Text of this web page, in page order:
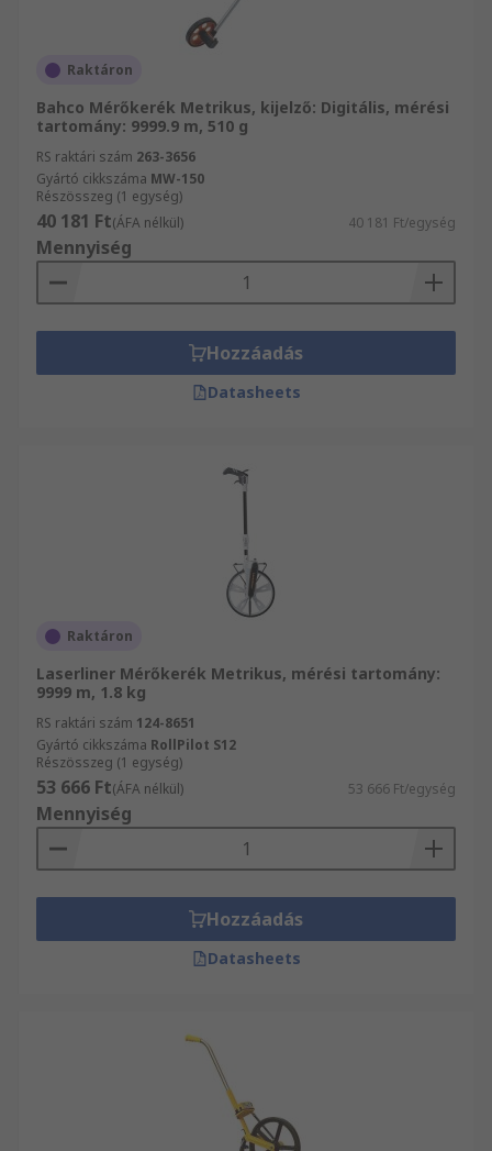
Raktáron
Bahco Mérőkerék Metrikus, kijelző: Digitális, mérési
tartomány: 9999.9 m, 510 g
RS raktári szám 263-3656
Gyártó cikkszáma MW-150
Részösszeg (1 egység)
40 181 Ft(ÁFA nélkül) 40 181 Ft/egység
Mennyiség
Hozzáadás
Datasheets
Raktáron
Laserliner Mérőkerék Metrikus, mérési tartomány:
9999 m, 1.8 kg
RS raktári szám 124-8651
Gyártó cikkszáma RollPilot S12
Részösszeg (1 egység)
53 666 Ft(ÁFA nélkül) 53 666 Ft/egység
Mennyiség
Hozzáadás
Datasheets